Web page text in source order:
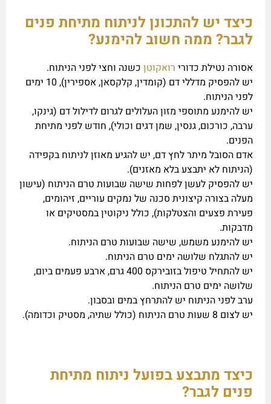
כיצד יש להתכונן לניתוח מתיחת פנים
לגבר? ממה חשוב להימנע?
אסורה נטילת כדורי רואקוטן כשנה וחצי לפני הניתוח.
יש להפסיק מדללי דם (קומדין, קלקסאן, אספירין), 10 ימים
לפני הניתוח.
יש להימנע מתוספי מזון העלולים לגרום לדילול דם (גינקו,
ערבה, כורכום, גנסין, שמן דגים וכולי), חודש לפני מתיחת
הפנים.
אדם הסובל מיתר לחץ דם, יש להגיע מאוזן לניתוח בקפידה
(הניתוח לא יתבצע בלא מאזנים).
יש להפסיק לעשן לפחות שישה שבועות טרם הניתוח (עישון
מעלה בצורה קיצונית סכנה של נמקים עוריים, זיהומים,
פעירת פצעים והצטלקות), כולל ניקוטין במסטיקים או
מדבקות.
יש להימנע משמש, שישה שבועות טרם הניתוח.
יש להתגלח שלושה ימים טרם הניתוח.
יש להתחיל טיפול בזובירקס 400 גרם, ארבע פעמים ביום,
שלושה ימים טרם הניתוח.
ערב לפני הניתוח יש להתרחץ במים ובסבון.
יש לצום 8 שעות טרם הניתוח (כולל שתיה, מסטיק וכדומה).
כיצד מתבצע בפועל ניתוח מתיחת
פנים לגבר?